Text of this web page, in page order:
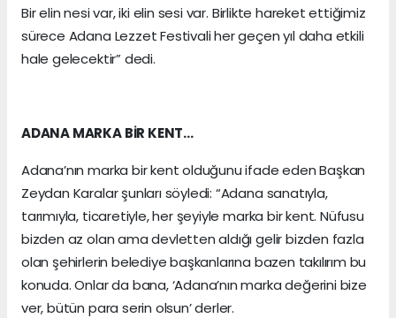
Bir elin nesi var, iki elin sesi var. Birlikte hareket ettiğimiz
sürece Adana Lezzet Festivali her geçen yıl daha etkili
hale gelecektir” dedi.
ADANA MARKA BİR KENT…
Adana’nın marka bir kent olduğunu ifade eden Başkan
Zeydan Karalar şunları söyledi: “Adana sanatıyla,
tarımıyla, ticaretiyle, her şeyiyle marka bir kent. Nüfusu
bizden az olan ama devletten aldığı gelir bizden fazla
olan şehirlerin belediye başkanlarına bazen takılırım bu
konuda. Onlar da bana, ‘Adana’nın marka değerini bize
ver, bütün para serin olsun’ derler.